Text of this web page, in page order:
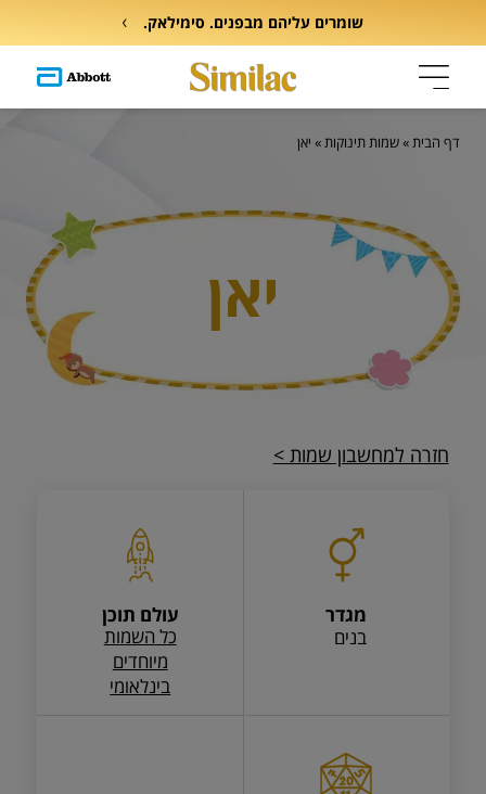
שומרים עליהם מבפנים. סימילאק.
יאן
דף הבית»שמות תינוקות» יאן
חזרה למחשבון שמות >
מגדר
בנים
עולם תוכן
כל השמות
מיוחדים
בינלאומי